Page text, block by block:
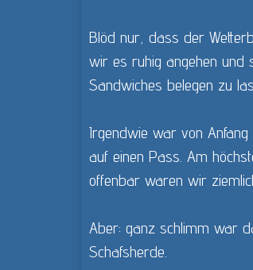
Blöd nur, dass der
wir es ruhig angehen und
Sandwiches belegen zu
Irgendwie war von
auf einen Pass. Am
offenbar waren wir
Aber: ganz schlimm war
Schafsherde.